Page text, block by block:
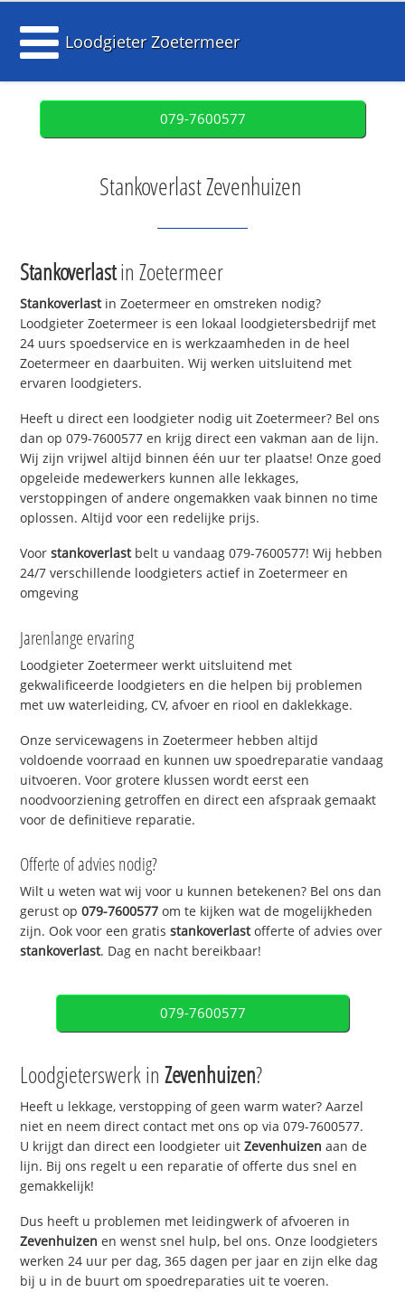
Loodgieter Zoetermeer
079-7600577
Stankoverlast Zevenhuizen
Stankoverlastin Zoetermeer
Stankoverlastin Zoetermeer en omstreken nodig?
Loodgieter Zoetermeer is een lokaal loodgietersbedrijf met
24 uurs spoedservice en is werkzaamheden in de heel
Zoetermeer en daarbuiten. Wij werken uitsluitend met
ervaren loodgieters.
Heeft u direct een loodgieter nodig uit Zoetermeer? Bel ons
dan op 079-7600577 en krijg direct een vakman aan de lijn.
Wij zijn vrijwel altijd binnen één uur ter plaatse! Onze goed
opgeleide medewerkers kunnen alle lekkages,
verstoppingen of andere ongemakken vaak binnen no time
oplossen. Altijd voor een redelijke prijs.
Voorstankoverlastbelt u vandaag 079-7600577! Wij hebben
24/7 verschillende loodgieters actief in Zoetermeer en
omgeving
Jarenlange ervaring
Loodgieter Zoetermeer werkt uitsluitend met
gekwalificeerde loodgieters en die helpen bij problemen
met uw waterleiding, CV, afvoer en riool en daklekkage.
Onze servicewagens in Zoetermeer hebben altijd
voldoende voorraad en kunnen uw spoedreparatie vandaag
uitvoeren. Voor grotere klussen wordt eerst een
noodvoorziening getroffen en direct een afspraak gemaakt
voor de definitieve reparatie.
Offerte of advies nodig?
Wilt u weten wat wij voor u kunnen betekenen? Bel ons dan
gerust op079-7600577 om te kijken wat de mogelijkheden
zijn. Ook voor een gratisstankoverlastofferte of advies over
stankoverlast. Dag en nacht bereikbaar!
079-7600577
Loodgieterswerk inZevenhuizen?
Heeft u lekkage, verstopping of geen warm water? Aarzel
niet en neem direct contact met ons op via 079-7600577.
U krijgt dan direct een loodgieter uitZevenhuizen aan de
lijn. Bij ons regelt u een reparatie of offerte dus snel en
gemakkelijk!
Dus heeft u problemen met leidingwerk of afvoeren in
Zevenhuizen en wenst snel hulp, bel ons. Onze loodgieters
werken 24 uur per dag, 365 dagen per jaar en zijn elke dag
bij u in de buurt om spoedreparaties uit te voeren.